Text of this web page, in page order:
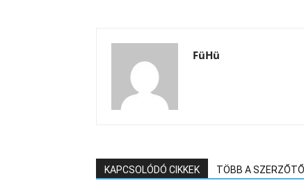
FüHü
KAPCSOLÓDÓ CIKKEK TÖBB A